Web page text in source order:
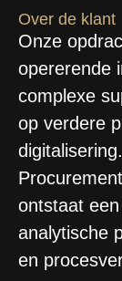
Over de klant
Onze
opererende
complexe
op verdere
ontstaat
analytische
en